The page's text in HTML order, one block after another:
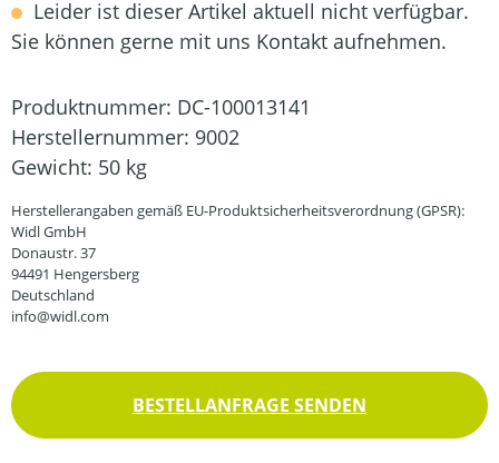
Leider ist dieser Artikel aktuell nicht verfügbar.
Sie können gerne mit uns Kontakt aufnehmen.
Produktnummer: DC-100013141
Herstellernummer: 9002
Gewicht: 50 kg
Herstellerangaben gemäß EU-Produktsicherheitsverordnung (GPSR):
Widl GmbH
Donaustr. 37
94491 Hengersberg
Deutschland
info@widl.com
BESTELLANFRAGE SENDEN